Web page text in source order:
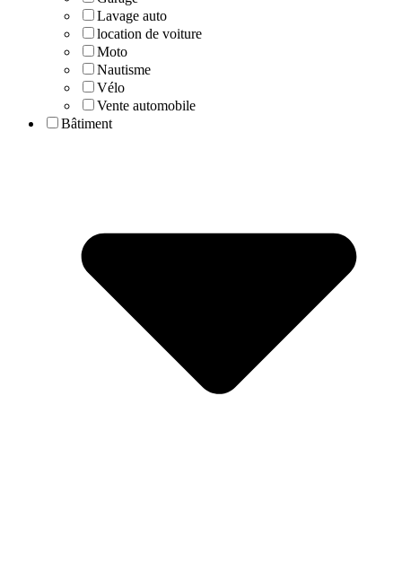
Lavage auto
location de voiture
Moto
Nautisme
Vélo
Vente automobile
Bâtiment